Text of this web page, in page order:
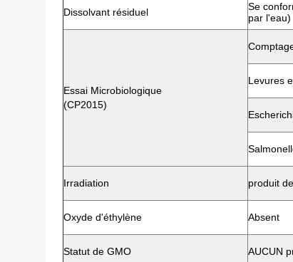
Dissolvant résiduel
Se
par l'eau)
Essai Microbiologique
(CP2015)
Levures
Irradiation produit
Oxyde d'éthylène Absent
Statut de GMO AUCUN